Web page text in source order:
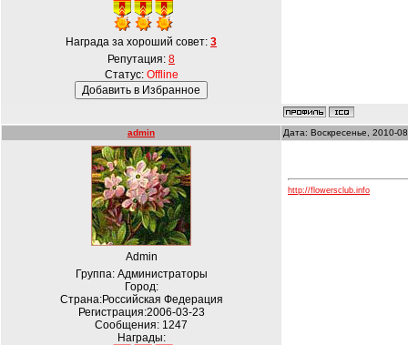
Награда за хороший совет: 3
Репутация: 8
Статус: Offline
admin Дата: Воскресенье, 2010-
Admin
Группа: Администраторы
Город:
Страна:Российская Федерация
Регистрация:2006-03-23
Сообщения: 1247
Награды:
http://flowersclub.info